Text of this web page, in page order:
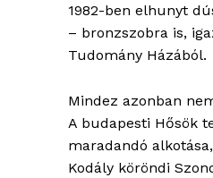
1982-ben elhunyt
– bronzszobra is,
Tudomány Házából.
Mindez azonban
A budapesti Hősök
maradandó
Kodály köröndi